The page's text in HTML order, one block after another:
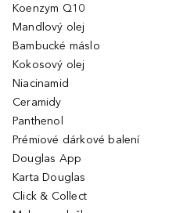
Koenzym Q10
Mandlový olej
Bambucké máslo
Kokosový olej
Niacinamid
Ceramidy
Panthenol
Prémiové dárkové balení
Douglas App
Karta Douglas
Click & Collect